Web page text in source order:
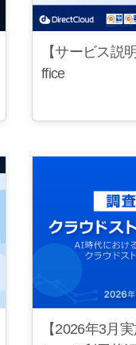
【サービス説
ffice
【2026年3月